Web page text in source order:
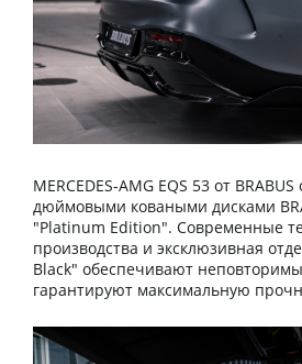
MERCEDES-AMG EQS 53 от
дюймовыми коваными дисками
"Platinum Edition". Современные
производства и эксклюзивная
Black" обеспечивают
гарантируют максимальную